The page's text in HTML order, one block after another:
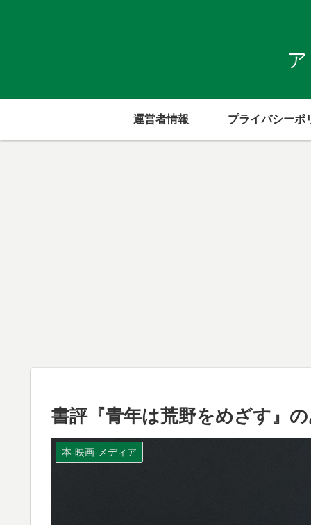
運営者情報 プライバシーポ
書評『青年は荒野をめざす』
本-映画-メディア